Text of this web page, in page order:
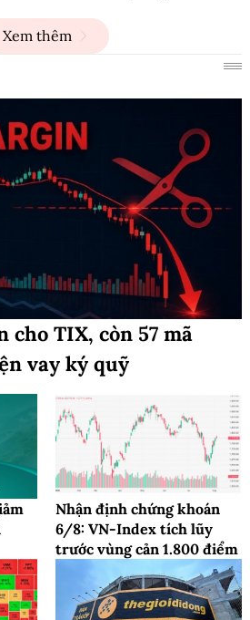
Xem thêm
cho TIX, còn 57 mã
vay ký quỹ
Nhận định chứng khoán
6/8: VN-Index tích lũy
trước vùng cản 1.800 điểm